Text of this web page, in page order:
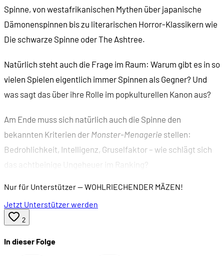
Spinne, von westafrikanischen Mythen über japanische
Dämonenspinnen bis zu literarischen Horror-Klassikern wie
Die schwarze Spinne oder The Ashtree.
Natürlich steht auch die Frage im Raum: Warum gibt es in so
vielen Spielen eigentlich immer Spinnen als Gegner? Und
was sagt das über ihre Rolle im popkulturellen Kanon aus?
Am Ende muss sich natürlich auch die Spinne den
bekannten Kriterien der Monster-Menagerie stellen:
Bedrohlichkeit, Intelligenz, Gruselfaktor – wie schlägt sich
das achtbeinige Ungeheuer im Ranking?
Nur für Unterstützer— WOHLRIECHENDER MÄZEN!
Jetzt Unterstützer werden
2
In dieser Folge